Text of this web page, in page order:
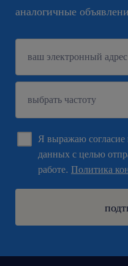
аналогичные
Я выражаю согласие
данных с целью
работе. Политика